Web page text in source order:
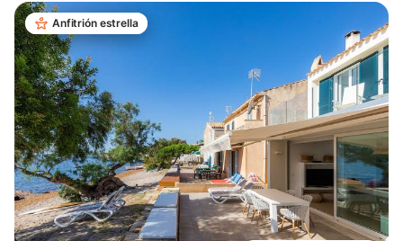
Anfitrión estrella